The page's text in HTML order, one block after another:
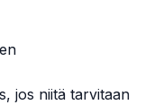
jos niitä tarvitaan